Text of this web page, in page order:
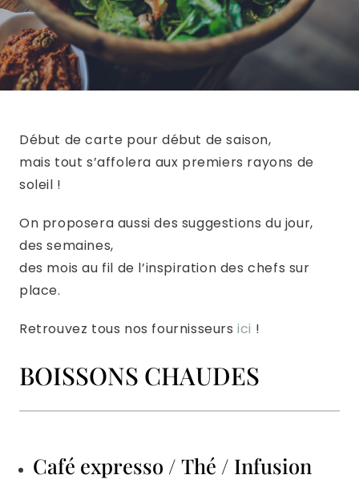
Début de carte pour début de saison,
mais tout s’affolera aux premiers rayons de
soleil !
On proposera aussi des suggestions du jour,
des semaines,
des mois au fil de l’inspiration des chefs sur
place.
Retrouvez tous nos fournisseursici !
BOISSONS CHAUDES
Café expresso / Thé / Infusion